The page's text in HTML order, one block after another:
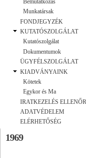
Munkatársak
FONDJEGYZÉK
KUTATÓSZOLGÁLAT
Kutatószolgálat
Dokumentumok
ÜGYFÉLSZOLGÁLAT
KIADVÁNYAINK
Kötetek
Egykor és Ma
IRATKEZELÉS
ADATVÉDELEM
ELÉRHETŐSÉG
1969